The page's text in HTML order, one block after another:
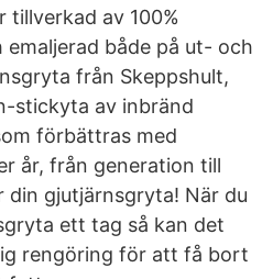
tillverkad av 100%
både på ut- och
från Skeppshult,
stickyta av inbränd
förbättras med
år, från generation till
din gjutjärnsgryta! När du
ett tag så kan det
rengöring för att få bort